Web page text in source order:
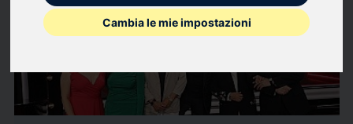
Cambia le mie impostazioni